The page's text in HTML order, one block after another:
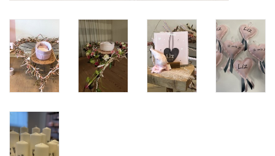
Vanaf 1 jaar
Over ons
Deutsch